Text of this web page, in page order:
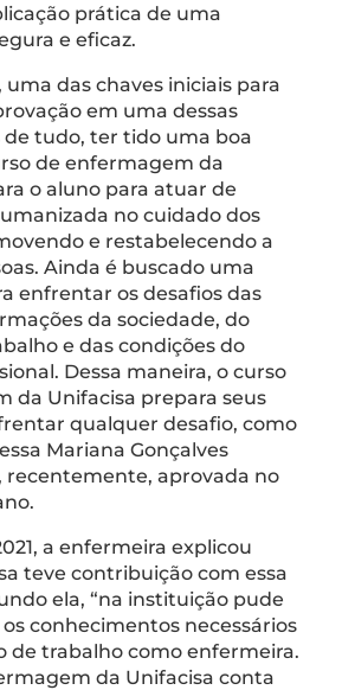
prática de uma
e eficaz.
uma das chaves iniciais para
em uma dessas
de tudo, ter tido uma boa
de enfermagem da
o aluno para atuar de
no cuidado dos
e restabelecendo a
Ainda é buscado uma
enfrentar os desafios das
da sociedade, do
e das condições do
Dessa maneira, o curso
da Unifacisa prepara seus
qualquer desafio, como
Mariana Gonçalves
recentemente, aprovada no
a enfermeira explicou
teve contribuição com essa
ela, “na instituição pude
conhecimentos necessários
de trabalho como enfermeira.
da Unifacisa conta